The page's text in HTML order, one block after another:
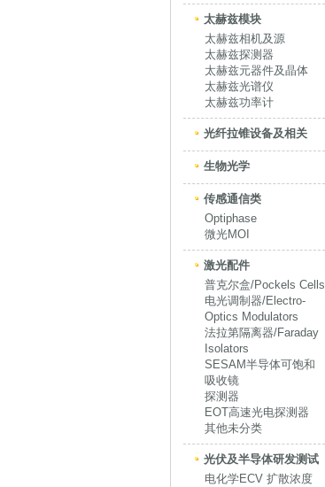
太赫兹模块
太赫兹相机及源
太赫兹探测器
太赫兹元器件及晶体
太赫兹光谱仪
太赫兹功率计
光纤拉锥设备及相关
生物光学
传感通信类
Optiphase
微光MOI
激光配件
普克尔盒/Pockels Cells
电光调制器/Electro-
Optics Modulators
法拉第隔离器/Faraday
Isolators
SESAM半导体可饱和
吸收镜
探测器
EOT高速光电探测器
其他未分类
光伏及半导体研发测试
电化学ECV 扩散浓度